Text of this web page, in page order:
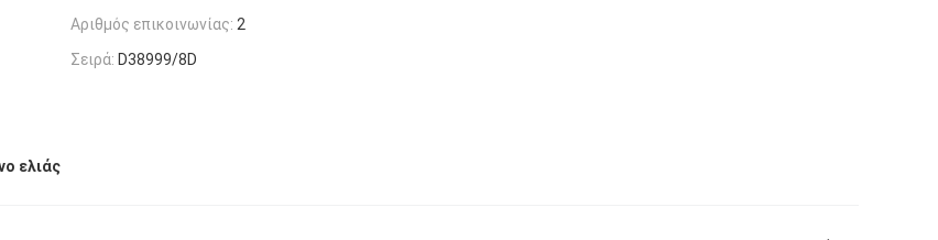
Αριθμός επικοινωνίας: 2
Σειρά: D38999/8D
ελιάς